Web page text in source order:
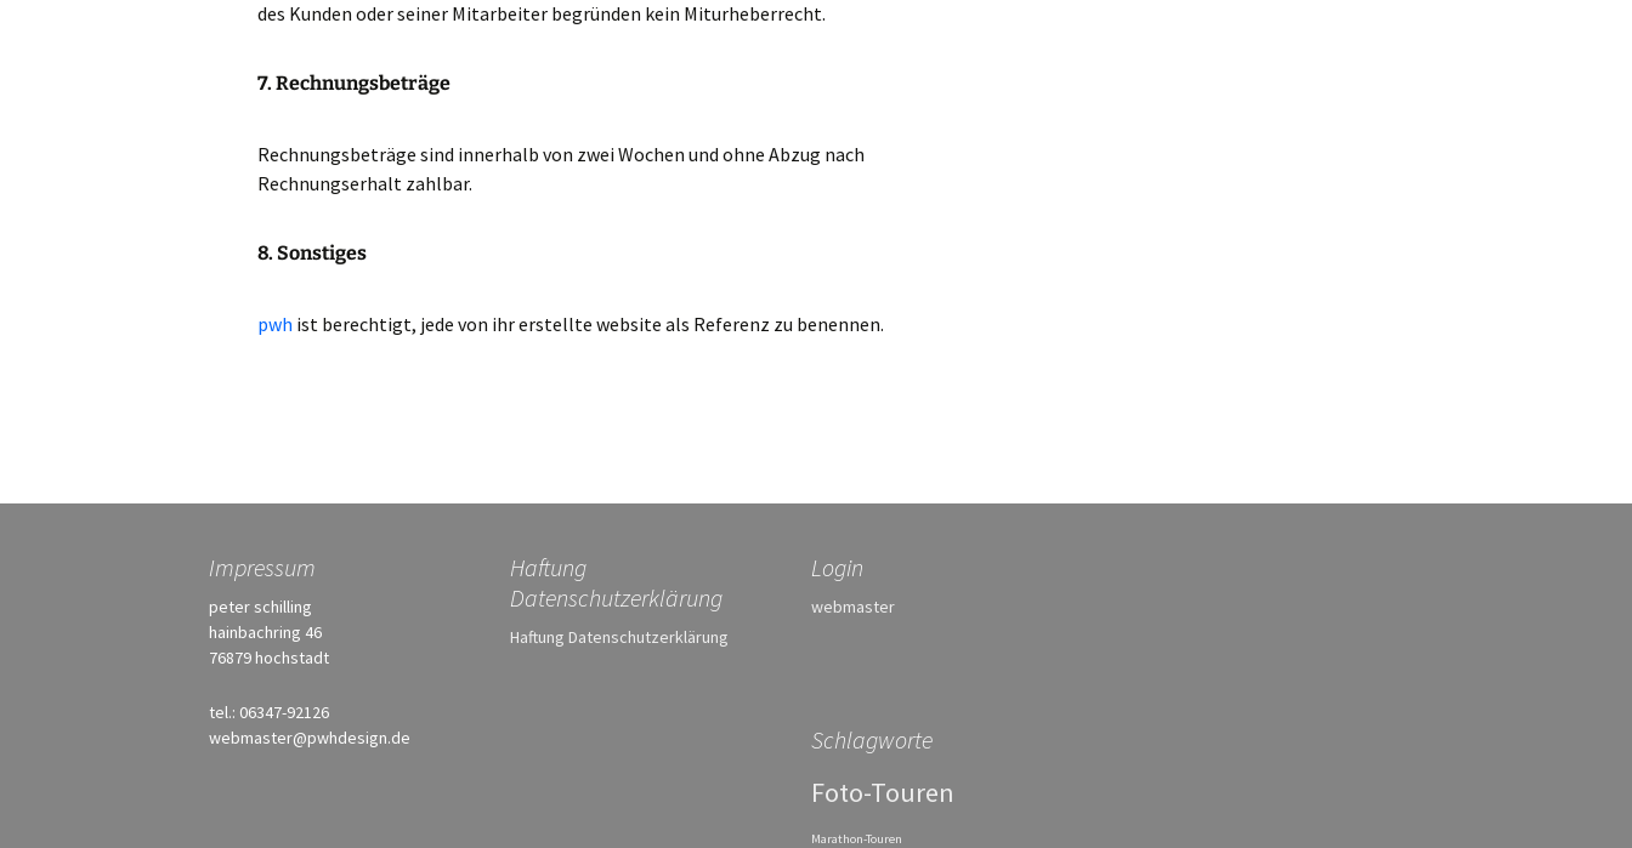
des Kunden oder seiner Mitarbeiter begründen kein Miturheberrecht.
7. Rechnungsbeträge
Rechnungsbeträge sind innerhalb von zwei Wochen und ohne Abzug nach
Rechnungserhalt zahlbar.
8. Sonstiges
pwh ist berechtigt, jede von ihr erstellte website als Referenz zu benennen.
Impressum
peter schilling
hainbachring 46
76879 hochstadt
tel.: 06347-92126
webmaster@pwhdesign.de
Haftung
Datenschutzerklärung
Haftung Datenschutzerklärung
Login
webmaster
Schlagworte
Foto-Touren
Marathon-Touren